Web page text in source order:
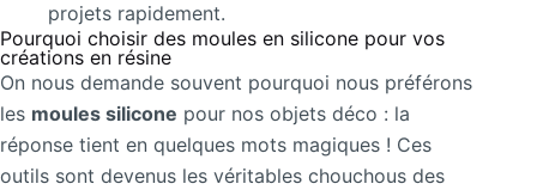
projets rapidement.
Pourquoi choisir des moules en silicone pour vos
créations en résine
On nous demande souvent pourquoi nous préférons
les moules silicone pour nos objets déco : la
réponse tient en quelques mots magiques ! Ces
outils sont devenus les véritables chouchous des